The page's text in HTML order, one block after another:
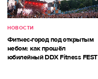
НОВОСТИ
Фитнес-город под открытым
небом: как прошёл
юбилейный DDX Fitness FEST